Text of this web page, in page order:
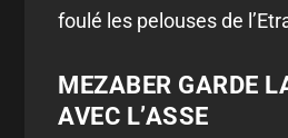
foulé les pelouses de
MEZABER GARDE
AVEC L’ASSE